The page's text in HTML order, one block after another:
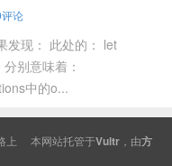
论
发现： 此处的： let
别意味着：
中的o...
上 本网站托管于Vultr ，由方